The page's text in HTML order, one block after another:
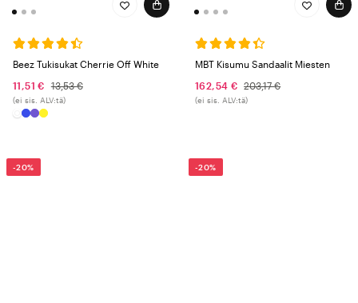
Beez Tukisukat Cherrie Off White
11,51 €
13,53 €
(ei sis. ALV:tä)
MBT Kisumu Sandaalit Miesten
162,54 € 203,17 €
(ei sis. ALV:tä)
-20% -20%